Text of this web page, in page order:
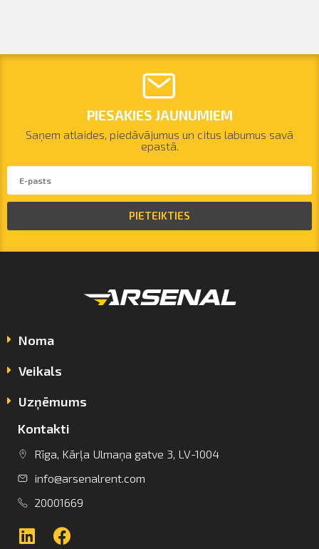
Lietuva
PIESAKIES JAUNUMIEM
Saņem atlaides, piedāvājumus un citus labumus savā
epastā.
PIETEIKTIES
Noma
Veikals
Uzņēmums
Kontakti
Rīga, Kārļa Ulmaņa gatve 3, LV-1004
info@arsenalrent.com
20001669